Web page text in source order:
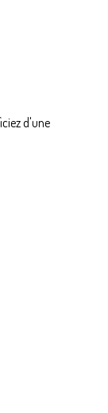
d'une